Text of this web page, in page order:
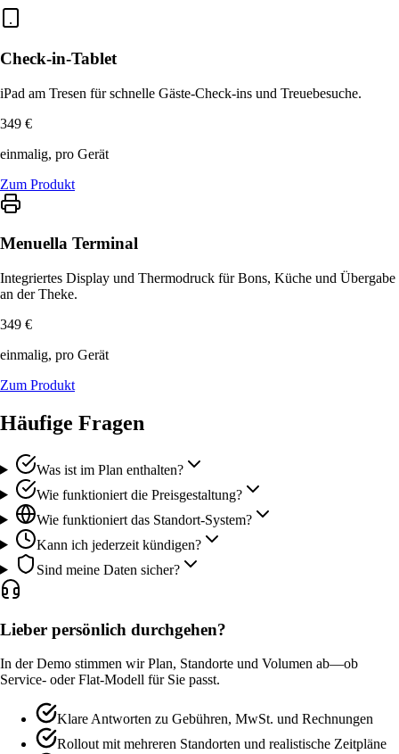
Check-in-Tablet
iPad am Tresen für schnelle Gäste-Check-ins und Treuebesuche.
349 €
einmalig, pro Gerät
Zum Produkt
Menuella Terminal
Integriertes Display und Thermodruck für Bons, Küche und Übergabe
an der Theke.
349 €
einmalig, pro Gerät
Zum Produkt
Häufige Fragen
Was ist im Plan enthalten?
Wie funktioniert die Preisgestaltung?
Wie funktioniert das Standort-System?
Kann ich jederzeit kündigen?
Sind meine Daten sicher?
Lieber persönlich durchgehen?
In der Demo stimmen wir Plan, Standorte und Volumen ab—ob
Service- oder Flat-Modell für Sie passt.
Klare Antworten zu Gebühren, MwSt. und Rechnungen
Rollout mit mehreren Standorten und realistische Zeitpläne